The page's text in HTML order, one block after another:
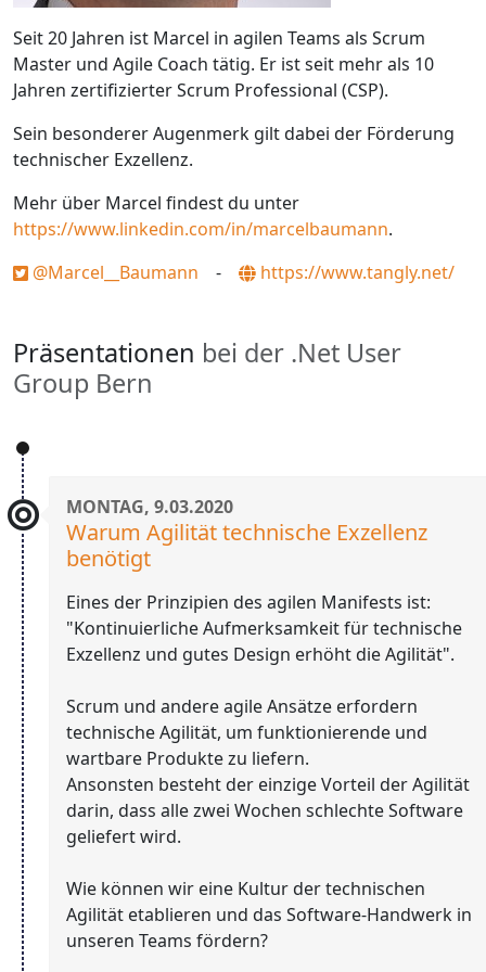
Seit 20 Jahren ist Marcel in agilen Teams als Scrum
Master und Agile Coach tätig. Er ist seit mehr als 10
Jahren zertifizierter Scrum Professional (CSP).
Sein besonderer Augenmerk gilt dabei der Förderung
technischer Exzellenz.
Mehr über Marcel findest du unter
https://www.linkedin.com/in/marcelbaumann.
@Marcel__Baumann
- https://www.tangly.net/
Präsentationen bei der .Net User
Group Bern
MONTAG, 9.03.2020
Warum Agilität technische Exzellenz
benötigt
Eines der Prinzipien des agilen Manifests ist:
"Kontinuierliche Aufmerksamkeit für technische
Exzellenz und gutes Design erhöht die Agilität".
Scrum und andere agile Ansätze erfordern
technische Agilität, um funktionierende und
wartbare Produkte zu liefern.
Ansonsten besteht der einzige Vorteil der Agilität
darin, dass alle zwei Wochen schlechte Software
geliefert wird.
Wie können wir eine Kultur der technischen
Agilität etablieren und das Software-Handwerk in
unseren Teams fördern?